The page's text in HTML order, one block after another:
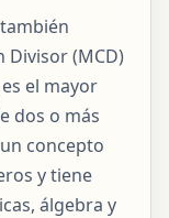
Divisor (MCD)
el mayor
dos o más
concepto
y tiene
álgebra y